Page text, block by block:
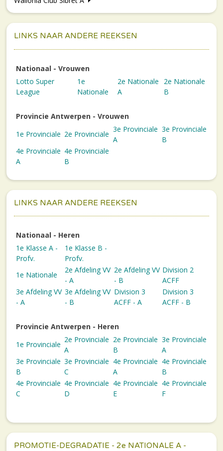
LINKS NAAR ANDERE REEKSEN
Nationaal - Vrouwen
Lotto Super
League
1e
Nationale
2e Nationale
A
2e Nationale
B
Provincie Antwerpen - Vrouwen
1e Provinciale 2e Provinciale
3e Provinciale
A
3e Provinciale
B
4e Provinciale
A
4e Provinciale
B
LINKS NAAR ANDERE REEKSEN
Nationaal - Heren
1e Klasse A -
Profv.
1e Klasse B -
Profv.
1e Nationale
2e Afdeling VV
- A
2e Afdeling VV
- B
Division 2
ACFF
3e Afdeling VV
- A
3e Afdeling VV
- B
Division 3
ACFF - A
Division 3
ACFF - B
Provincie Antwerpen - Heren
1e Provinciale
2e Provinciale
A
2e Provinciale
B
3e Provinciale
A
3e Provinciale
B
3e Provinciale
C
4e Provinciale
A
4e Provinciale
B
4e Provinciale
C
4e Provinciale
D
4e Provinciale
E
4e Provinciale
F
PROMOTIE-DEGRADATIE - 2e NATIONALE A -